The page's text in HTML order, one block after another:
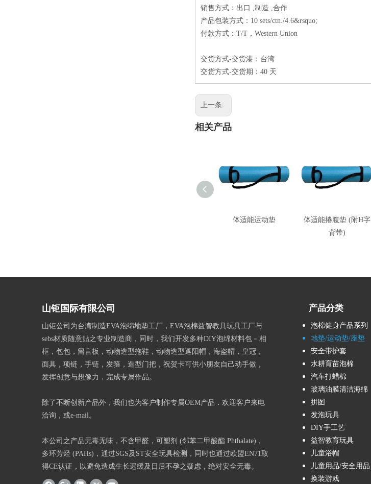
销售方式：出口 ,制造 ,合作
产品包装方式：10 sets/ctn./4.6&rsquo;
付款方式：T/T，Western Union
交货方式-交货港：台湾
交货方式-交货期：40 天
上一条:
相关产品
体适能运动垫
体适能捲腹垫 (附H字
背带)
山钜国际有限公司
山钜公司为台湾制造EVA泡绵地垫工厂，EVA泡棉益智教具玩具工厂与
sebs材质随意贴之专业制造商，同时，我们开发多种DIY泡绵材料包－相
框，包包，留言板，动物造型拖鞋，动物造型遮阳帽，海盗帽，皇冠，
面具，项链，手链，发箍，造型门把，祝贺卡可供小朋友自己动手做，
发挥创意与想像力，完成专属作品。
除了不断创新产品外，我们也为客户制作专属OEM产品．欢迎客户来电
洽询，或e-mail。
本公司之产品无毒无味，不含甲醛，可塑剂 (邻苯二甲酸酯 Phthalate)，
多环芳烃 (PAHs)，通过SGS及ST安全玩具检测，同时也通过欧盟EN71取
得CE认证，以避免造成生长迟缓及日后不孕之疑虑，绝对安全无毒。
产品分类
泡棉健身产品系列
地垫/运动垫/座垫
安全带护套
水耕育苗泡棉
汽车打蜡棉
玻璃油膜清洁海绵
拼图
发泡玩具
DIY手工艺
益智教育玩具
儿童浴帽
儿童用品/安全用品
换装游戏